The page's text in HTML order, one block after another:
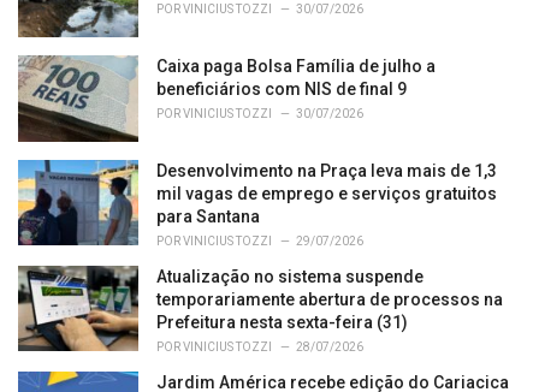
PORVINICIUS TOZZI 30/07/2026
Caixa paga Bolsa Família de julho a
beneficiários com NIS de final 9
PORVINICIUS TOZZI 30/07/2026
Desenvolvimento na Praça leva mais de 1,3
mil vagas de emprego e serviços gratuitos
para Santana
PORVINICIUS TOZZI 29/07/2026
Atualização no sistema suspende
temporariamente abertura de processos na
Prefeitura nesta sexta-feira (31)
PORVINICIUS TOZZI 28/07/2026
Jardim América recebe edição do Cariacica